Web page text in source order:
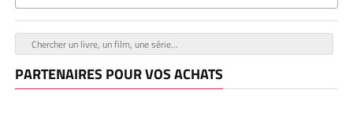
PARTENAIRES POUR VOS ACHATS